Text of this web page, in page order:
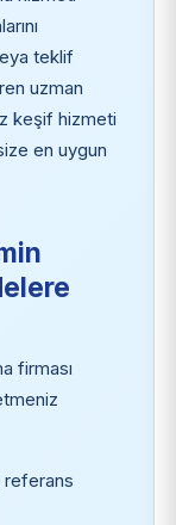
teklif
uzman
keşif hizmeti
en uygun
firması
referans